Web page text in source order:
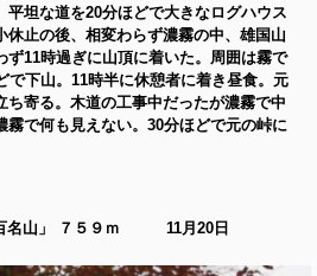
平坦な道を20分ほどで大きなログハウス
止の後、相変わらず濃霧の中、雄国山
ず11時過ぎに山頂に着いた。周囲は霧で
下山。11時半に休憩者に着き昼食。元
ち寄る。木道の工事中だったが濃霧で中
で何も見えない。30分ほどで元の峠に
百名山」 ７５９ｍ 11月20日